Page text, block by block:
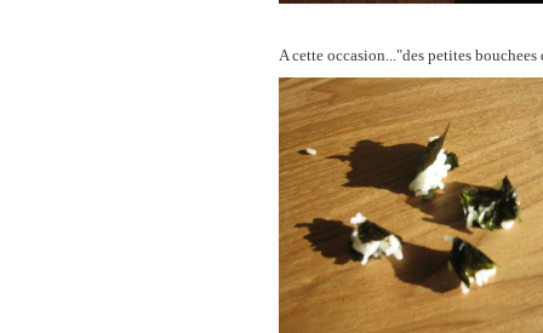
A cette occasion..."des petites